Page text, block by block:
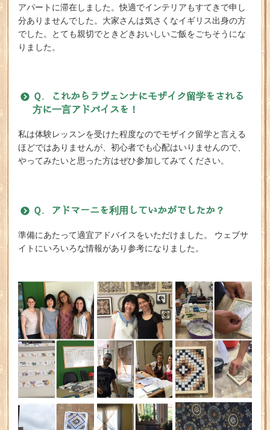
アパートに滞在しました。快適でインテリアもすてきで申し
分ありませんでした。大家さんは気さくなイギリス出身の方
でした。とても親切でときどきおいしいご飯をごちそうにな
りました。
Ｑ. これからラヴェンナにモザイク留学をされる
方に一言アドバイスを！
私は体験レッスンを受けた程度なのでモザイク留学と言える
ほどではありませんが、初心者でも心配はいりませんので、
やってみたいと思った方はぜひ参加してみてください。
Ｑ. アドマーニを利用していかがでしたか？
準備にあたって適宜アドバイスをいただけました。 ウェブサ
イトにいろいろな情報があり参考になりました。